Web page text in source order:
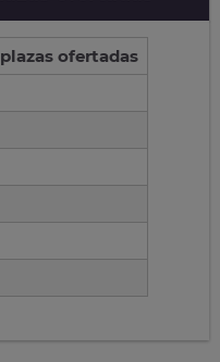
plazas ofertadas